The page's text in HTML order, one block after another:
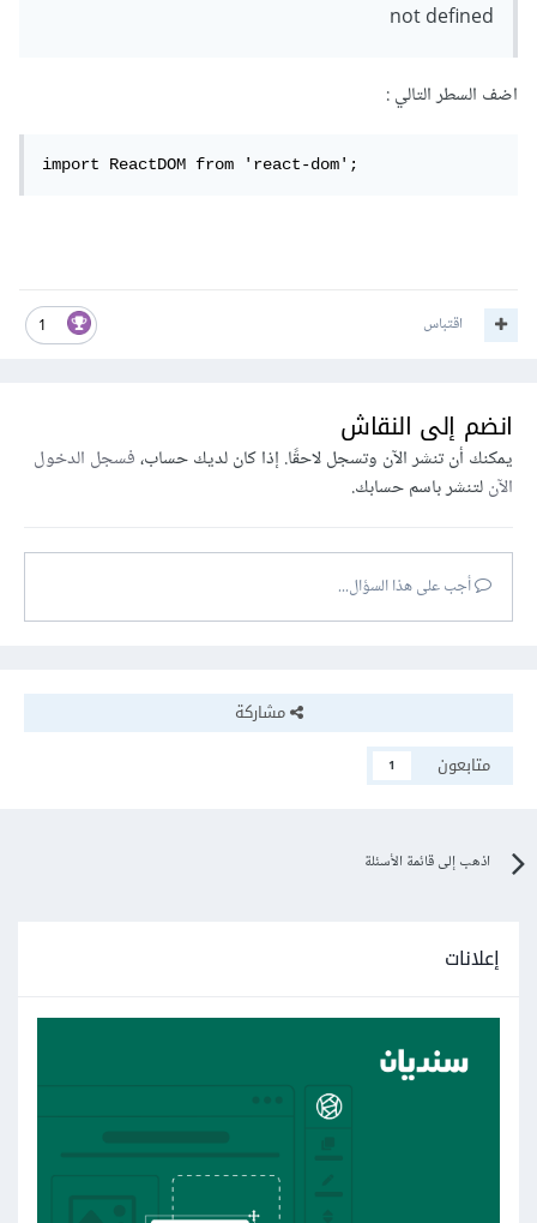
not defined
اضف السطر التالي
import ReactDOM from 'react-dom';
1 اقتباس
انضم إلى النقاش
يمكنك أن تنشر الآن وتسجل لاحقًا. إذا كان لديك حساب،فسجل الدخول
الآنلتنشر باسم حسابك.
أجب على هذا السؤال...
مشاركة
متابعون
1
اذهب إلى قائمة الأسئلة
إعلانات